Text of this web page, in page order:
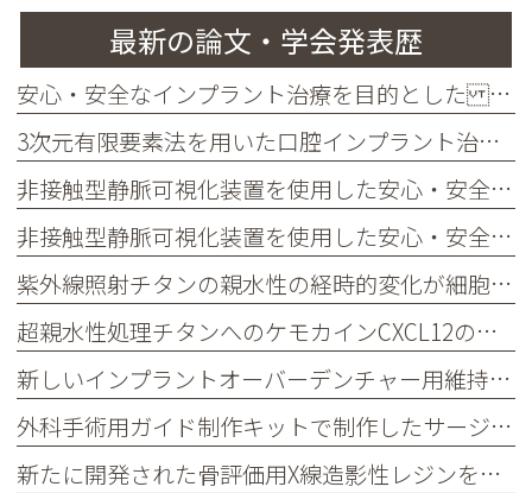
最新の論文・学会発表歴
安心・安全なインプラント治療を目的とした Computer guided surgery
3次元有限要素法を用いた口腔インプラント治療の術前シュミレーションの検討
非接触型静脈可視化装置を使用した安心・安全な採血方法の提案
非接触型静脈可視化装置を使用した安心・安全な採血・静脈ライン確保方法の提案
紫外線照射チタンの親水性の経時的変化が細胞接着タンパク質吸着に与える影響
超親水性処理チタンへのケモカインCXCL12の吸着特性
新しいインプラントオーバーデンチャー用維持装置の開発―メタルメール及びプラスチックフィメールによる維持力の評価
外科手術用ガイド制作キットで制作したサージカルガイドとステップドリルを用いた簡便で安全なガイデッドサージェリーシステム
新たに開発された骨評価用X線造影性レジンを用いた診断用ステントのインプラント治療への応用と評価